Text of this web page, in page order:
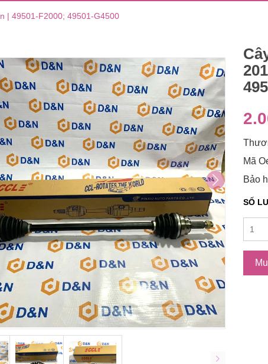
| 49501-F2000; 49501-G4500
Mã
Bảo
SỐ